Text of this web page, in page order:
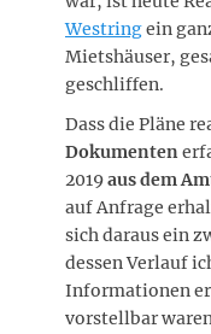
Westringein
Mietshäuser,
geschliffen.
Dass die Pläne
Dokumenten
2019aus dem
auf Anfrage
sich daraus ein
dessen Verlauf
Informationen
vorstellbar